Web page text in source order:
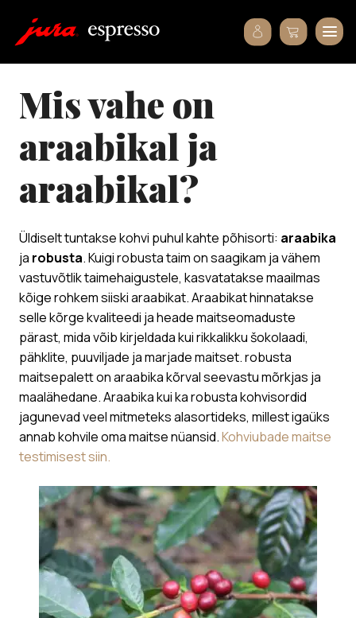
mis vahe on
araabikal ja
araabikal?
Üldiselt tuntakse kohvi puhul kahte põhisorti: araabika
ja robusta. Kuigi robusta taim on saagikam ja vähem
vastuvõtlik taimehaigustele, kasvatatakse maailmas
kõige rohkem siiski araabikat. Araabikat hinnatakse
selle kõrge kvaliteedi ja heade maitseomaduste
pärast, mida võib kirjeldada kui rikkalikku šokolaadi,
pähklite, puuviljade ja marjade maitset. robusta
maitsepalett on araabika kõrval seevastu mõrkjas ja
maalähedane. Araabika kui ka robusta kohvisordid
jagunevad veel mitmeteks alasortideks, millest igaüks
annab kohvile oma maitse nüansid.Kohviubade maitse
testimisest siin.